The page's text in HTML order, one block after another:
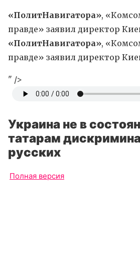
«ПолитНавигатора»,
правде» заявил директор
«ПолитНавигатора»,
правде» заявил директор
" />
Украина не в
татарам
русских
Полная версия